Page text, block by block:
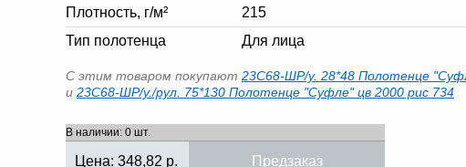
Плотность, г/м²
215
Тип полотенца
Для лица
С этим товаром покупают 23С68-ШР/у. 28*48 Полотенце
и 23С68-ШР/у./рул. 75*130 Полотенце "Суфле" цв 2000 рис 734
В наличии: 0 шт.
Цена: 348,82 р. Предзаказ